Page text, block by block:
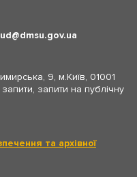
dmsu.gov.ua
9, м.Київ, 01001
запити на публічну
та архівної